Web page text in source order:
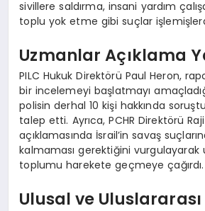
sivillere saldırma, insani yardım
toplu yok etme gibi suçlar
Uzmanlar Açıklama
PILC Hukuk Direktörü Paul Heron,
bir incelemeyi başlatmayı
polisin derhal 10 kişi hakkında
talep etti. Ayrıca, PCHR Direktörü
açıklamasında İsrail’in savaş
kalmaması gerektiğini vurgulayarak
toplumu harekete geçmeye çağırdı.
Ulusal ve